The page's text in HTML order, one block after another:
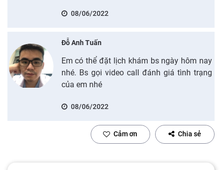
08/06/2022
Đỗ Anh Tuấn
Em có thể đặt lịch khám bs ngày hôm nay
nhé. Bs gọi video call đánh giá tình trạng
của em nhé
08/06/2022
Cảm ơn Chia sẻ